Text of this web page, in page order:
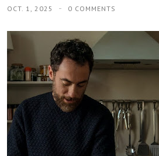
OCT. 1, 2025 0 COMMENTS